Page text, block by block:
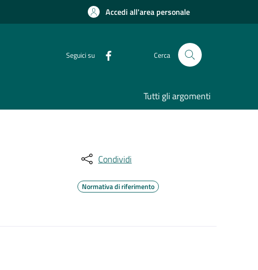
Accedi all'area personale
Seguici su Cerca
Tutti gli argomenti
Condividi
Normativa di riferimento